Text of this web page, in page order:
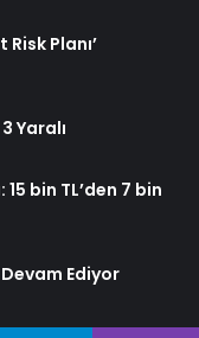
Planı’
Yaralı
bin TL’den 7 bin
Devam Ediyor